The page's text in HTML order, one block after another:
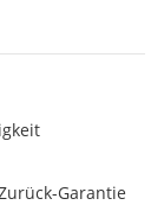
Garantie